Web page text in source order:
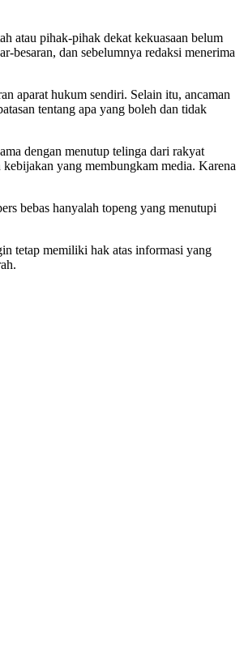
atau pihak-pihak dekat kekuasaan belum
besaran, dan sebelumnya redaksi menerima
aparat hukum sendiri. Selain itu, ancaman
tentang apa yang boleh dan tidak
dengan menutup telinga dari rakyat
yang membungkam media. Karena
bebas hanyalah topeng yang menutupi
tetap memiliki hak atas informasi yang